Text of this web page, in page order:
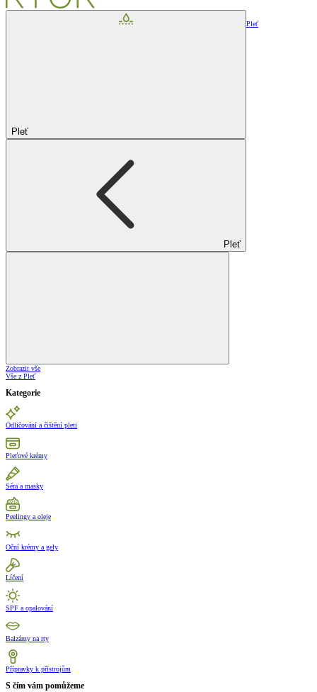
Pleť
Pleť
Pleť
Zobrazit vše
Vše z Pleť
Kategorie
Odličování a čištění pleti
Pleťové krémy
Séra a masky
Peelingy a oleje
Oční krémy a gely
Líčení
SPF a opalování
Balzámy na rty
Přípravky k přístrojům
S čím vám pomůžeme